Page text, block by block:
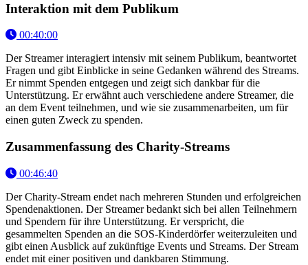
Interaktion mit dem Publikum
00:40:00
Der Streamer interagiert intensiv mit seinem Publikum, beantwortet
Fragen und gibt Einblicke in seine Gedanken während des Streams.
Er nimmt Spenden entgegen und zeigt sich dankbar für die
Unterstützung. Er erwähnt auch verschiedene andere Streamer, die
an dem Event teilnehmen, und wie sie zusammenarbeiten, um für
einen guten Zweck zu spenden.
Zusammenfassung des Charity-Streams
00:46:40
Der Charity-Stream endet nach mehreren Stunden und erfolgreichen
Spendenaktionen. Der Streamer bedankt sich bei allen Teilnehmern
und Spendern für ihre Unterstützung. Er verspricht, die
gesammelten Spenden an die SOS-Kinderdörfer weiterzuleiten und
gibt einen Ausblick auf zukünftige Events und Streams. Der Stream
endet mit einer positiven und dankbaren Stimmung.